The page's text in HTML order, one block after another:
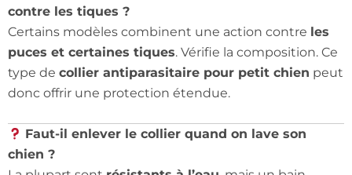
contre les tiques ?
Certains modèles combinent une action contre les
puces et certaines tiques. Vérifie la composition. Ce
type de collier antiparasitaire pour petit chien peut
donc offrir une protection étendue.
Faut-il enlever le collier quand on lave son
chien ?